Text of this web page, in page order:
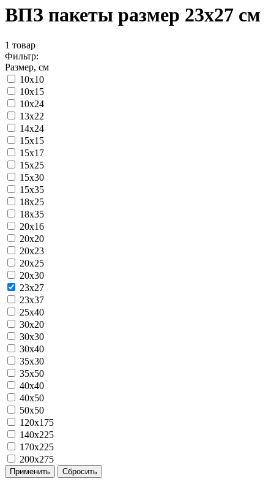
ВПЗ пакеты размер 23x27 см
1 товар
Фильтр:
Размер, см
10x10
10x15
10x24
13x22
14x24
15x15
15x17
15x25
15x30
15x35
18x25
18x35
20x16
20x20
20x23
20x25
20x30
23x27
23x37
25x40
30x20
30x30
30x40
35x30
35x50
40x40
40x50
50x50
120х175
140х225
170х225
200х275
Применить Сбросить